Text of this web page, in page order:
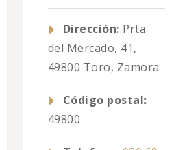
Dirección: Prta
del Mercado, 41,
49800 Toro, Zamora
Código postal:
49800